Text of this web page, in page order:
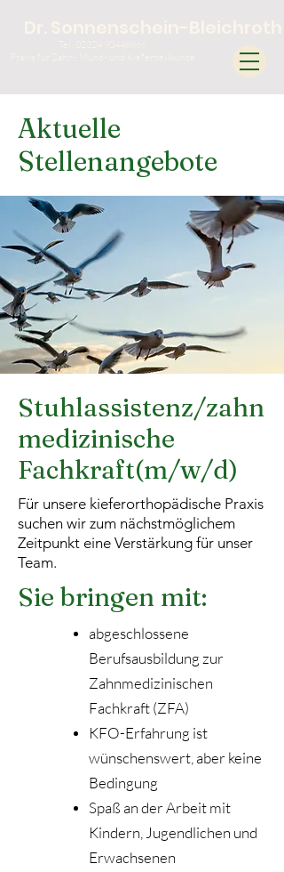
Aktuelle
Stellenangebote
Stuhlassistenz/zahn
medizinische
Fachkraft(m/w/d)
Für unsere kieferorthopädische Praxis
suchen wir zum nächstmöglichem
Zeitpunkt eine Verstärkung für unser
Team.
Sie bringen mit:
abgeschlossene
Berufsausbildung zur
Zahnmedizinischen
Fachkraft (ZFA)
KFO-Erfahrung ist
wünschenswert, aber keine
Bedingung
Spaß an der Arbeit mit
Kindern, Jugendlichen und
Erwachsenen